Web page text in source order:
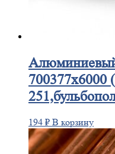
700377х6000
194 ₽ В корзину